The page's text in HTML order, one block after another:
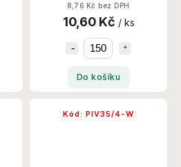
8,76 Kč bez DPH
10,60 Kč / ks
Do košíku
Kód: PIV35/4-W